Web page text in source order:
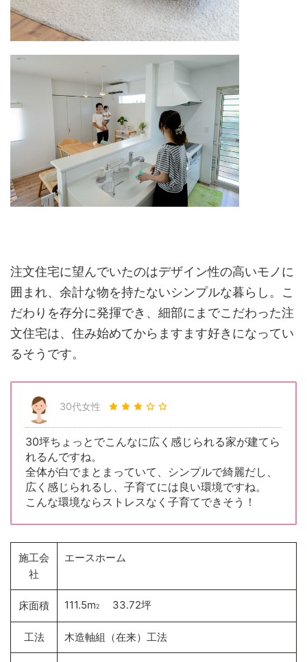
注文住宅に望んでいたのはデザイン性の高いモノに
囲まれ、余計な物を持たないシンプルな暮らし。こ
だわりを存分に発揮でき、細部にまでこだわった注
文住宅は、住み始めてからますます好きになってい
るそうです。
30代女性
30坪ちょっとでこんなに広く感じられる家が建てら
れるんですね。
全体が白でまとまっていて、シンプルで綺麗だし、
広く感じられるし、子育てには良い環境ですね。
こんな環境ならストレスなく子育てできそう！
施工会
社
エースホーム
床面積 111.5m2 33.72坪
工法 木造軸組（在来）工法